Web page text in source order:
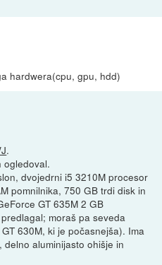
hardwera(cpu, gpu, hdd)
.
ogledoval.
dvojedrni i5 3210M procesor
pomnilnika, 750 GB trdi disk in
GT 635M 2 GB
moraš pa seveda
630M, ki je počasnejša). Ima
aluminijasto ohišje in